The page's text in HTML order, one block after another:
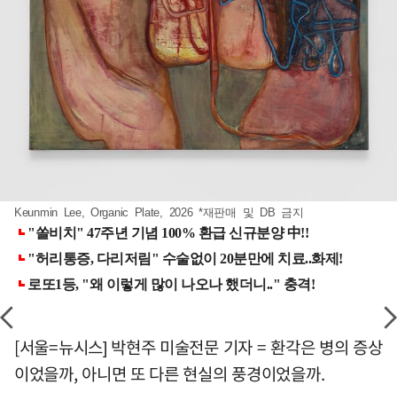
Keunmin Lee, Organic Plate, 2026 *재판매 및 DB 금지
[서울=뉴시스] 박현주 미술전문 기자 = 환각은 병의 증상
이었을까, 아니면 또 다른 현실의 풍경이었을까.